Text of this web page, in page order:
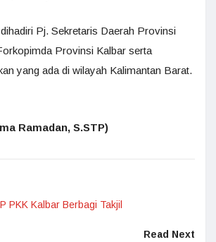
Pj. Sekretaris Daerah Provinsi
Provinsi Kalbar serta
yang ada di wilayah Kalimantan Barat.
Ramadan, S.STP)
PKK Kalbar Berbagi Takjil
Read Next